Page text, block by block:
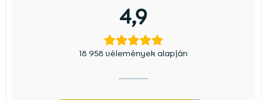
4,9
18 958 vélemények alapján